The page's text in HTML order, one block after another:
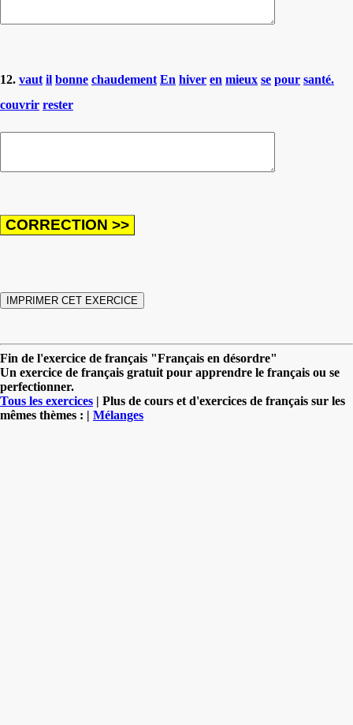
12. vaut il bonne chaudement En hiver en mieux se pour santé.
couvrir rester
Fin de l'exercice de français "Français en désordre"
Un exercice de français gratuit pour apprendre le français ou se
perfectionner.
Tous les exercices | Plus de cours et d'exercices de français sur les
mêmes thèmes : | Mélanges